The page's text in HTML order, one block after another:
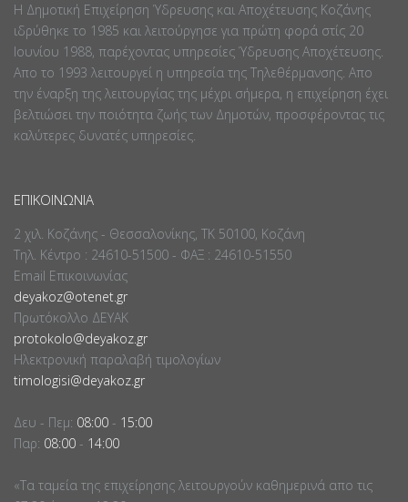
Η Δημοτική Επιχείρηση Ύδρευσης και Αποχέτευσης Κοζάνης
ιδρύθηκε το 1985 και λειτούργησε για πρώτη φορά στίς 20
Ιουνίου 1988, παρέχοντας υπηρεσίες Ύδρευσης Αποχέτευσης.
Απο το 1993 λειτουργεί η υπηρεσία της Τηλεθέρμανσης. Απο
την έναρξη της λειτουργίας της μέχρι σήμερα, η επιχείρηση έχει
βελτιώσει την ποιότητα ζωής των Δημοτών, προσφέροντας τις
καλύτερες δυνατές υπηρεσίες.
ΕΠΙΚΟΙΝΩΝΊΑ
2 χιλ. Κοζάνης - Θεσσαλονίκης, ΤΚ 50100, Κοζάνη
Τηλ. Κέντρο : 24610-51500 - ΦΑΞ : 24610-51550
Email Επικοινωνίας
deyakoz@otenet.gr
Πρωτόκολλο ΔΕΥΑΚ
protokolo@deyakoz.gr
Ηλεκτρονική παραλαβή τιμολογίων
timologisi@deyakoz.gr
Δευ - Πεμ: 08:00 - 15:00
Παρ: 08:00 - 14:00
«Τα ταμεία της επιχείρησης λειτουργούν καθημερινά απο τις